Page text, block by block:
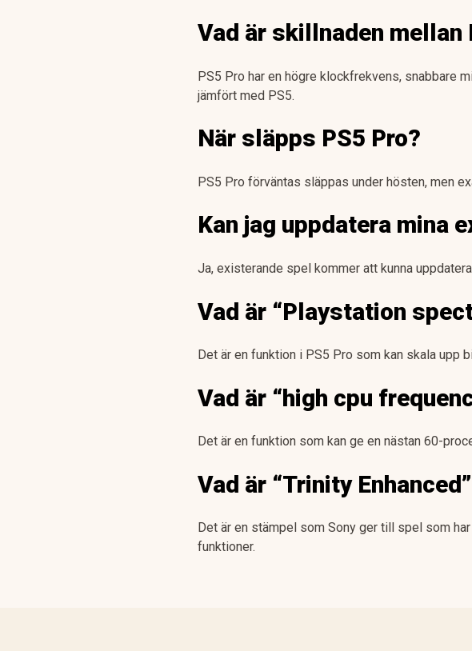
Vad är skillnaden mellan
PS5 Pro har en högre klockfrekvens, snabbare
jämfört med PS5.
När släpps PS5 Pro?
PS5 Pro förväntas släppas under hösten, men
Kan jag uppdatera mina
Ja, existerande spel kommer att kunna
Vad är “Playstation
Det är en funktion i PS5 Pro som kan skala upp
Vad är “high cpu
Det är en funktion som kan ge en nästan 60-
Vad är “Trinity
Det är en stämpel som Sony ger till spel som
funktioner.